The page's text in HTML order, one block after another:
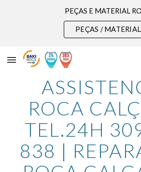
Skip to main content
PEÇAS E MATERIAL
PEÇAS / MATERIAL
ROCA
TEL.24H
838 |